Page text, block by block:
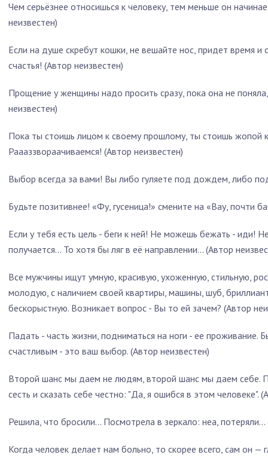
Чем серьёзнее относишься к человеку, тем меньше он
неизвестен)
Если на душе скребут кошки, не вешайте нос, придет время и
счастья! (Автор неизвестен)
Прощение у женщины надо просить сразу, пока она не
неизвестен)
Пока ты стоишь лицом к своему прошлому, ты стоишь жопой
Раааззвораачиваемся! (Автор неизвестен)
Выбор всегда за вами! Вы либо гуляете под дождем, либо
Будьте позитивнее! «Фу, гусеница!» смените на «Вау, почти
Если у тебя есть цель - беги к ней! Не можешь бежать - иди!
получается... То хотя бы ляг в её направлении... (Автор
Все мужчины ищут умную, красивую, ухоженную, стильную,
молодую, с наличием своей квартиры, машины, шуб,
бескорыстную. Возникает вопрос - Вы то ей зачем? (Автор
Падать - часть жизни, подниматься на ноги - ее проживание.
счастливым - это ваш выбор. (Автор неизвестен)
Второй шанс мы даем не людям, второй шанс мы даем себе.
сесть и сказать себе честно: "Да, я ошибся в этом человеке".
Решила, что бросили... Посмотрела в зеркало: неа, потеряли...
Когда человек делает нам больно, то скорее всего, сам он —